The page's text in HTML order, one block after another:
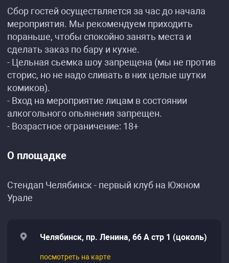
Сбор гостей осуществляется за час до начала
мероприятия. Мы рекомендуем приходить
пораньше, чтобы спокойно занять места и
сделать заказ по бару и кухне.
- Цельная сьемка шоу запрещена (мы не против
сторис, но не надо сливать в них целые шутки
комиков).
- Вход на мероприятие лицам в состоянии
алкогольного опьянения запрещен.
- Возрастное ограничение: 18+
О площадке
Стендап Челябинск - первый клуб на Южном
Урале
Челябинск, пр. Ленина, 66 А стр 1 (цоколь)
посмотреть на карте